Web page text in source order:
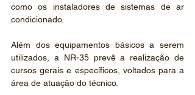
como os instaladores de sistemas de ar
condicionado.
Além dos equipamentos básicos a serem
utilizados, a NR-35 prevê a realização de
cursos gerais e específicos, voltados para a
área de atuação do técnico.